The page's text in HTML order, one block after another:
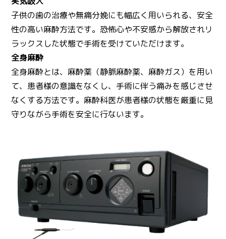
子供の歯の治療や無痛分娩にも幅広く用いられる、安全
性の高い麻酔方法です。恐怖心や不安感から解放されリ
ラックスした状態で手術を受けていただけます。
全身麻酔
全身麻酔とは、麻酔薬（静脈麻酔薬、麻酔ガス）を用い
て、患者様の意識をなくし、手術に伴う痛みを感じさせ
なくする方法です。麻酔科医が患者様の状態を厳重に見
守りながら手術を安全に行ないます。